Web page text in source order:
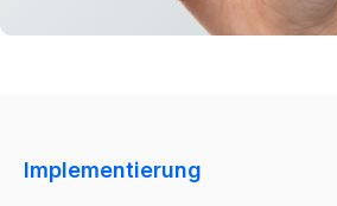
Implementierung